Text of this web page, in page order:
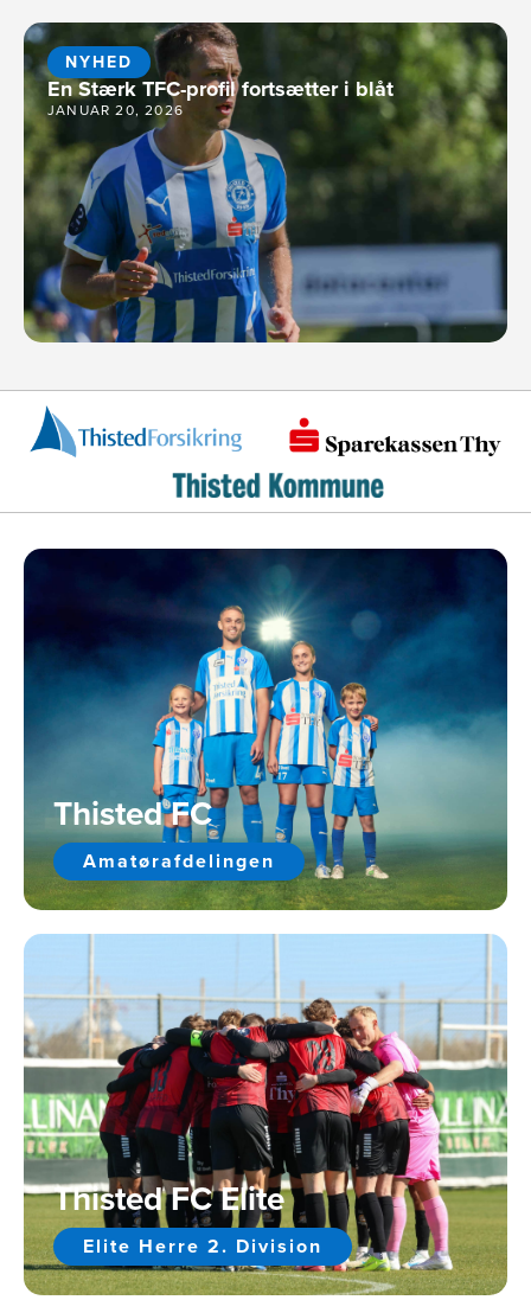
NYHED
En Stærk TFC-profil fortsætter i blåt
JANUAR 20, 2026
Thisted FC
Amatørafdelingen
Thisted FC Elite
Elite Herre 2. Division